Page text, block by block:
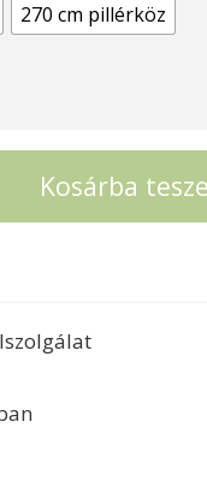
270 cm pillérköz
Kosárba